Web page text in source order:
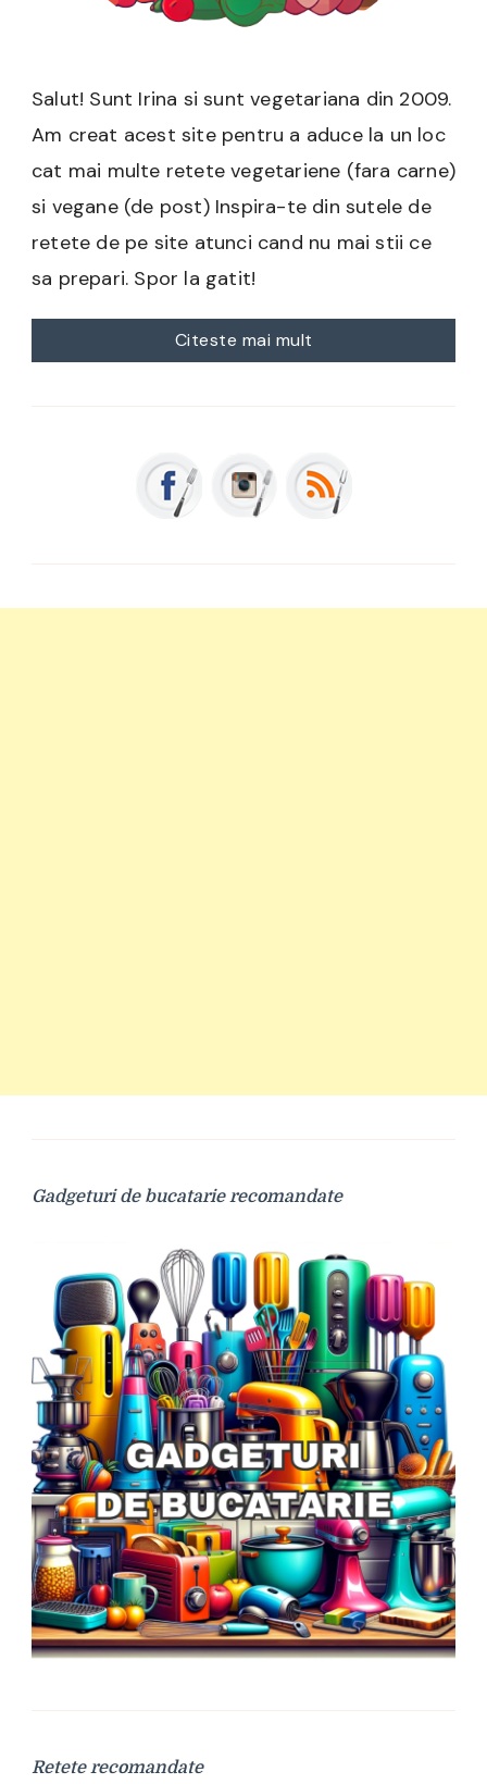
Salut! Sunt Irina si sunt vegetariana din 2009.
Am creat acest site pentru a aduce la un loc
cat mai multe retete vegetariene (fara carne)
si vegane (de post) Inspira-te din sutele de
retete de pe site atunci cand nu mai stii ce
sa prepari. Spor la gatit!
Citeste mai mult
Gadgeturi de bucatarie recomandate
Retete recomandate